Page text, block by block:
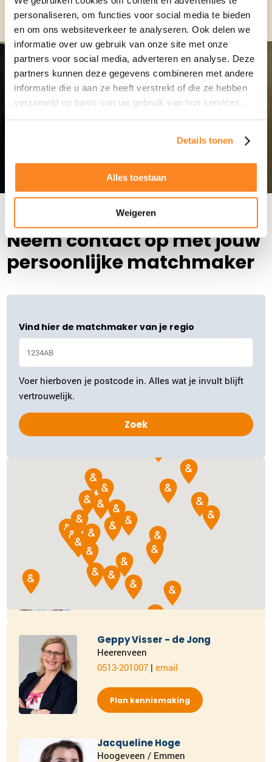
personaliseren, om functies voor social media te bieden
en om ons websiteverkeer te analyseren. Ook delen we
informatie over uw gebruik van onze site met onze
partners voor social media, adverteren en analyse. Deze
partners kunnen deze gegevens combineren met andere
informatie die u aan ze heeft verstrekt of die ze hebben
verzameld op basis van uw gebruik van hun services.
Details tonen
Alles toestaan
Weigeren
Meer weten?
Neem contact op met jouw
persoonlijke matchmaker
Vind hier de matchmaker van je regio
Voer hierboven je postcode in. Alles wat je invult blijft
vertrouwelijk.
Monique Pasman
Leiden
071-2032062|email
Plan kennismaking
Plan kennismaking
Renée Loeffen
Den Haag
070-2210084
email
Inge Rebel
Gouda
|email
Plan kennismaking
Ria van Vliet
Delft
015-2024878
|email
Plan kennismaking
Geppy Visser - de Jong
Heerenveen
0513-201007| email
Plan kennismaking
Jacqueline Hoge
Hoogeveen / Emmen